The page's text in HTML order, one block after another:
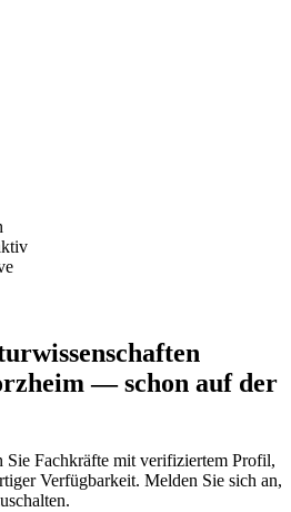
— schon auf der
Sie Fachkräfte mit verifiziertem Profil,
Verfügbarkeit. Melden Sie sich an,